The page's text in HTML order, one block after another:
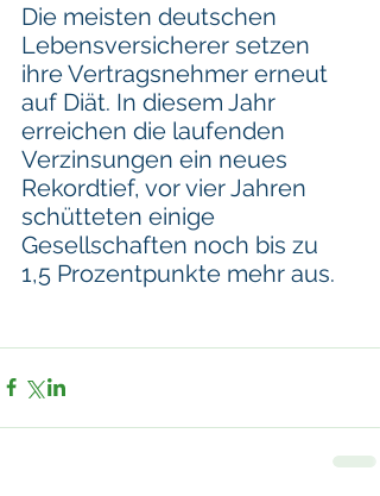
Die meisten deutschen
Lebensversicherer setzen
ihre Vertragsnehmer erneut
auf Diät. In diesem Jahr
erreichen die laufenden
Verzinsungen ein neues
Rekordtief, vor vier Jahren
schütteten einige
Gesellschaften noch bis zu
1,5 Prozentpunkte mehr aus.